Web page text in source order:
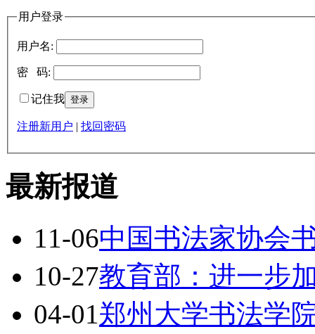
用户登录
用户名:
密 码:
记住我
注册新用户 找回密码
最新报道
11-06中国书法家协会
10-27教育部：进一步
04-01郑州大学书法学